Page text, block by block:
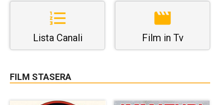
Lista Canali Film in Tv
FILM STASERA